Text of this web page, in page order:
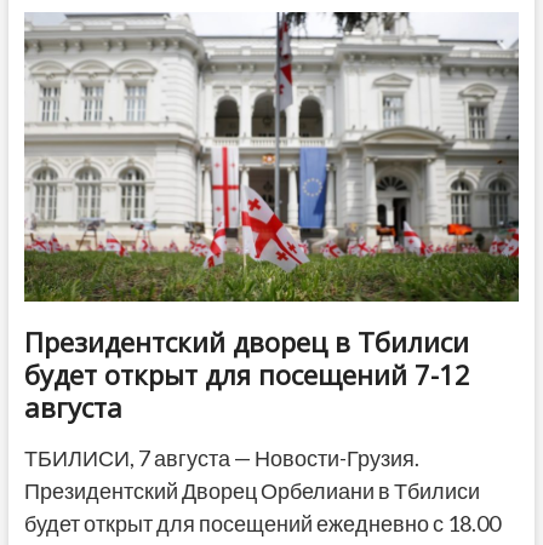
14-
ю
годовщину
августовской
войны
Президентский дворец в Тбилиси
будет открыт для посещений 7-12
августа
ТБИЛИСИ, 7 августа — Новости-Грузия.
Президентский Дворец Орбелиани в Тбилиси
будет открыт для посещений ежедневно с 18.00